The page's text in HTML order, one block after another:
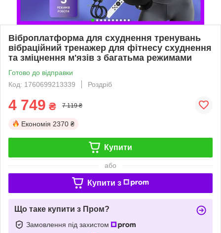
Віброплатформа для схуднення тренувань
вібраційний тренажер для фітнесу схуднення
та зміцнення м'язів з багатьма режимами
Готово до відправки
Код: 1760699213339
Роздріб
4 749 ₴ 7 119 ₴
Економія 2370 ₴
Купити
або
Купити з
Що таке купити з Пром?
Замовлення під захистом